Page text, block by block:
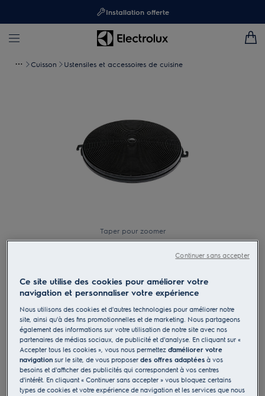
Installation offerte
Cuisson Ustensiles et accessoires de cuisine
Taper pour zoomer
E3CFT211
Filtre à charbon Modèle T211
0 (0)
Bénéfices
This cooker hood filter remove odours and absorb grease
Replace the carbon filter every 4-6 months for an odour-free kitchen.
Ce site utilise des cookies pour améliorer votre
navigation et personnaliser votre expérience
Nous utilisons des cookies et d'autres technologies pour améliorer notre
site, ainsi qu'à des fins promotionnelles et de marketing. Nous partageons
également des informations sur votre utilisation de notre site avec nos
partenaires de médias sociaux, de publicité et d'analyse. En cliquant sur «
Accepter tous les cookies », vous nous permettezd'améliorer votre
navigation sur le site, de vous proposerdes offres adaptées à vos
besoins et d'afficher des publicités qui correspondent à vos centres
d'intérêt. En cliquant « Continuer sans accepter » vous bloquez certains
types de cookies et votre expérience de navigation et les services que nous
Continuer sans accepter